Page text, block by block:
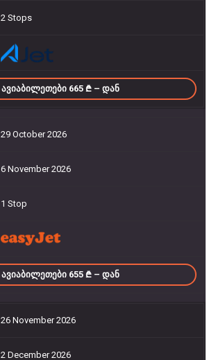
2 Stops
ᲐᲕᲘᲐᲑᲘᲚᲔᲗᲔᲑᲘ 665 – ᲓᲐᲜ
29 October 2026
6 November 2026
1 Stop
ᲐᲕᲘᲐᲑᲘᲚᲔᲗᲔᲑᲘ 655 – ᲓᲐᲜ
26 November 2026
2 December 2026